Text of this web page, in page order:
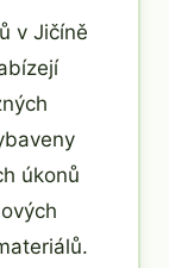
v Jičíně
úkonů